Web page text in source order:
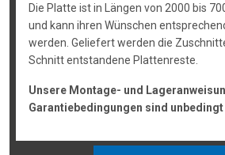
Die Platte ist in Längen von 2000 bis
und kann ihren Wünschen
werden. Geliefert werden die
Schnitt entstandene Plattenreste.
Unsere Montage- und
Garantiebedingungen sind unbedingt